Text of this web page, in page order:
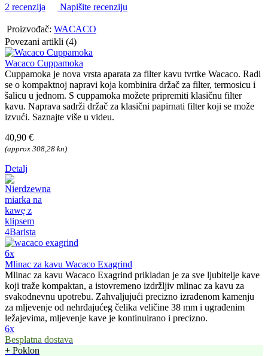
2 recenzija Napišite recenziju
Proizvođač: WACACO
Povezani artikli (4)
Wacaco Cuppamoka
Cuppamoka je nova vrsta aparata za filter kavu tvrtke Wacaco. Radi
se o kompaktnoj napravi koja kombinira držač za filter, termosicu i
šalicu u jednom. S cuppamoka možete pripremiti klasičnu filter
kavu. Naprava sadrži držač za klasični papirnati filter koji se može
izvući. Saznajte više u videu.
40,90 €
(approx 308,28 kn)
Detalj
6x
Mlinac za kavu Wacaco Exagrind
Mlinac za kavu Wacaco Exagrind prikladan je za sve ljubitelje kave
koji traže kompaktan, a istovremeno izdržljiv mlinac za kavu za
svakodnevnu upotrebu. Zahvaljujući precizno izrađenom kamenju
za mljevenje od nehrđajućeg čelika veličine 38 mm i ugrađenim
ležajevima, mljevenje kave je kontinuirano i precizno.
6x
Besplatna dostava
+ Poklon